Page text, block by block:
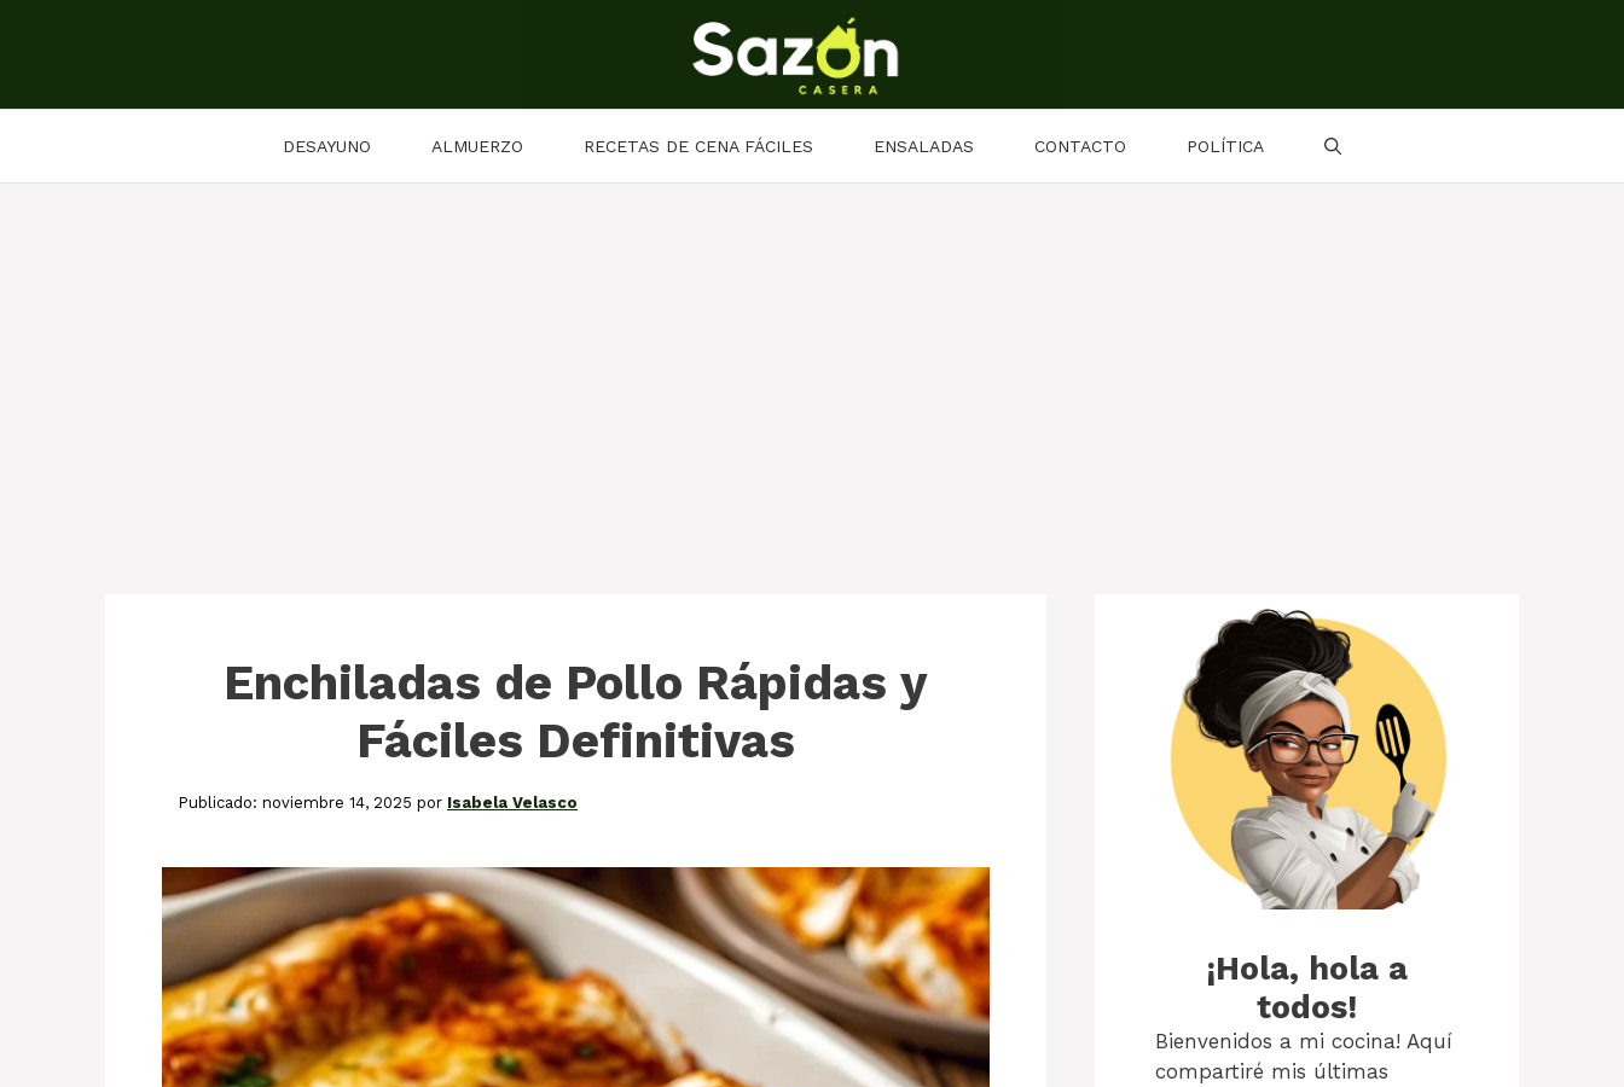
DESAYUNO ALMUERZO RECETAS DE CENA FÁCILES ENSALADAS CONTACTO POLÍTICA
Enchiladas de Pollo Rápidas y
Fáciles Definitivas
noviembre 14, 2025 por Isabela Velasco
¡Hola, hola a
todos!
Bienvenidos a mi cocina! Aquí
compartiré mis últimas